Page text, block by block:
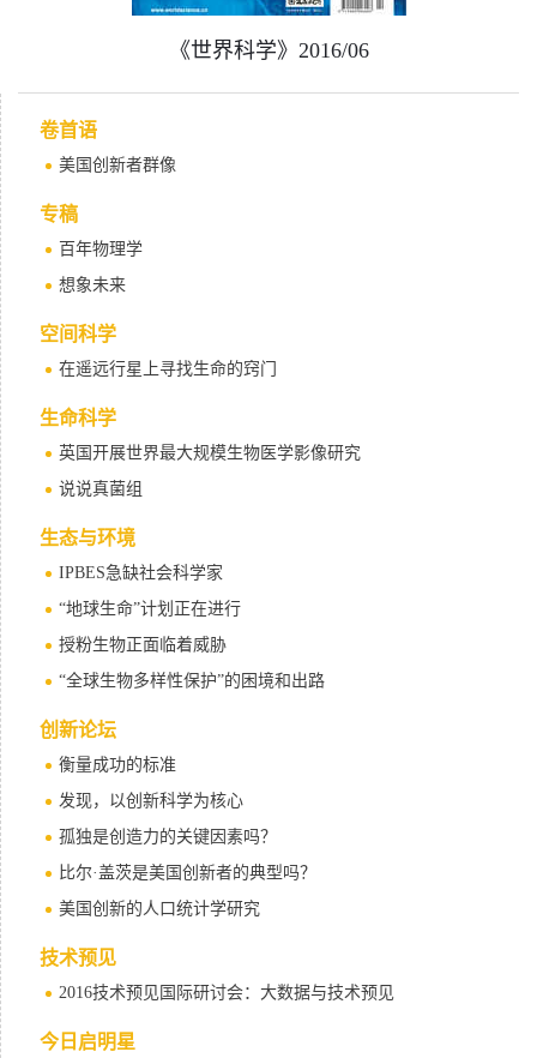
《世界科学》2016/06
卷首语
美国创新者群像
专稿
百年物理学
想象未来
空间科学
在遥远行星上寻找生命的窍门
生命科学
英国开展世界最大规模生物医学影像研究
说说真菌组
生态与环境
IPBES急缺社会科学家
“地球生命”计划正在进行
授粉生物正面临着威胁
“全球生物多样性保护”的困境和出路
创新论坛
衡量成功的标准
发现，以创新科学为核心
孤独是创造力的关键因素吗？
比尔·盖茨是美国创新者的典型吗？
美国创新的人口统计学研究
技术预见
2016技术预见国际研讨会：大数据与技术预见
今日启明星